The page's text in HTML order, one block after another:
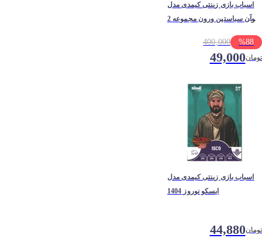
اسباب بازی زینتی کیمدی مدل
خوآن سباستین ورون مجموعه 2
400,000 %88
49,000تومان
اسباب بازی زینتی کیمدی مدل
ایسکو نوروز 1404
44,880تومان